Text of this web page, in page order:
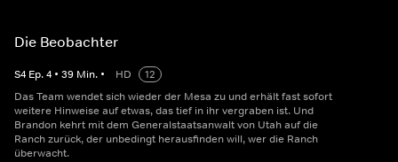
Die Beobachter
S4 Ep.4 • 39 Min. • HD
12
Das Team wendet sich wieder der Mesa zu und erhält fast sofort
weitere Hinweise auf etwas, das tief in ihr vergraben ist. Und
Brandon kehrt mit dem Generalstaatsanwalt von Utah auf die
Ranch zurück, der unbedingt herausfinden will, wer die Ranch
überwacht.